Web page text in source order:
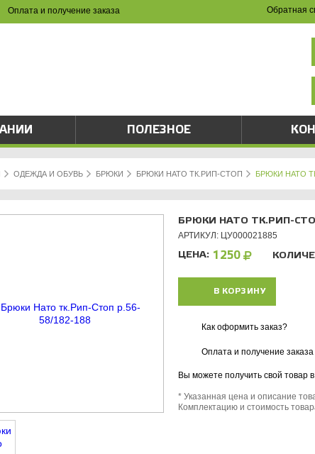
Оплата и получение заказа Обратная
ПОЛЕЗНОЕ
ОДЕЖДА И ОБУВЬ БРЮКИ БРЮКИ НАТО ТК.РИП-СТОП БРЮКИ НАТО
БРЮКИ НАТО ТК.РИП-
АРТИКУЛ: ЦУ000021885
ЦЕНА: 1250
В КОРЗИНУ
Как оформить заказ?
Оплата и получение заказа
Вы можете получить свой товар
* Указанная цена и описание
Комплектацию и стоимость